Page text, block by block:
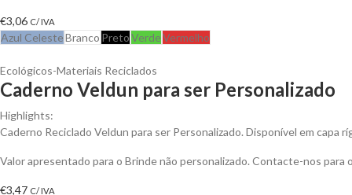
€3,06 C/ IVA
Azul CelesteBranco PretoVerdeVermelho
Ecológicos-Materiais Reciclados
Caderno Veldun para ser Personalizado
Highlights:
Caderno Reciclado Veldun para ser Personalizado. Disponível em capa
Valor apresentado para o Brinde não personalizado. Contacte-nos
€3,47 C/ IVA